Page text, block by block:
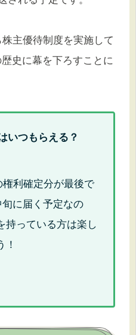
主優待制度を実施して
史に幕を下ろすことに
いつもらえる？
権利確定分が最後で
に届く予定なの
持っている方は楽し
！